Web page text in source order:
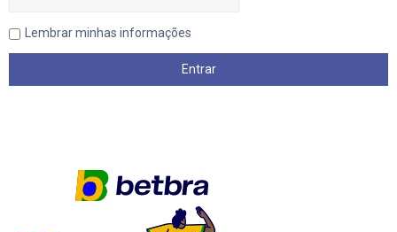
Lembrar minhas informações